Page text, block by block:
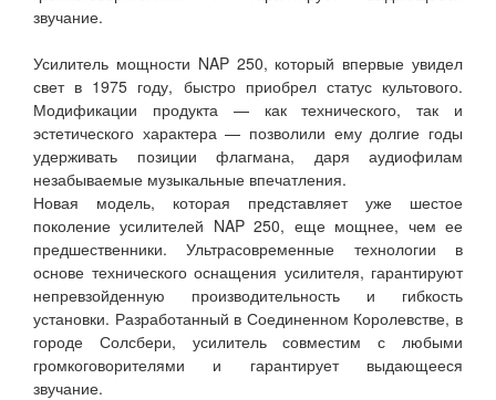
звучание.
Усилитель мощности NAP 250, который впервые увидел
свет в 1975 году, быстро приобрел статус культового.
Модификации продукта — как технического, так и
эстетического характера — позволили ему долгие годы
удерживать позиции флагмана, даря аудиофилам
незабываемые музыкальные впечатления.
Новая модель, которая представляет уже шестое
поколение усилителей NAP 250, еще мощнее, чем ее
предшественники. Ультрасовременные технологии в
основе технического оснащения усилителя, гарантируют
непревзойденную производительность и гибкость
установки. Разработанный в Соединенном Королевстве, в
городе Солсбери, усилитель совместим с любыми
громкоговорителями и гарантирует выдающееся
звучание.